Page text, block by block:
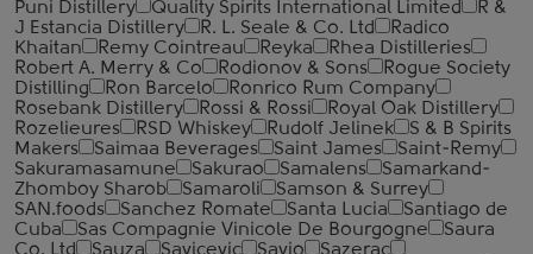
Puni Distillery
Quality Spirits International Limited
R &
J Estancia Distillery
R. L. Seale & Co. Ltd
Radico
Khaitan
Remy Cointreau Reyka
Rhea Distilleries
Robert A. Merry & Co
Rodionov & Sons
Rogue Society
Distilling
Ron Barcelo
Ronrico Rum Company
Rosebank Distillery
Rossi & Rossi
Royal Oak Distillery
Rozelieures
RSD Whiskey Rudolf Jelinek
S & B Spirits
Makers
Saimaa Beverages Saint James
Saint-Remy
Sakuramasamune
Sakurao Samalens
Samarkand-
Zhomboy Sharob
Samaroli
Samson & Surrey
SAN.foods
Sanchez Romate Santa Lucia
Santiago de
Cuba
Sas Compagnie Vinicole De Bourgogne
Saura